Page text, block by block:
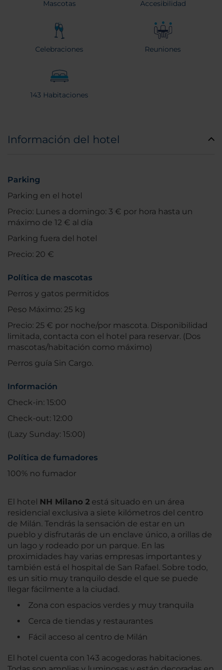
Mascotas Accesibilidad
Celebraciones Reuniones
143 Habitaciones
Información del hotel
Parking
Parking en el hotel
Precio: Lunes a domingo: 3 € por hora hasta un
máximo de 12 € al día
Parking fuera del hotel
Precio: 20 €
Política de mascotas
Perros y gatos permitidos
Peso Máximo: 25 kg
Precio: 25 € por noche/por mascota. Disponibilidad
limitada, contacta con el hotel para reservar. (Dos
mascotas/habitación como máximo)
Perros guía Sin Cargo.
Información
Check-in: 15:00
Check-out: 12:00
(Lazy Sunday: 15:00)
Política de fumadores
100% no fumador
El hotel NH Milano 2 está situado en un área
residencial exclusiva a siete kilómetros del centro
de Milán. Tendrás la sensación de estar en un
pueblo y disfrutarás de un enclave único, a orillas de
un lago y rodeado por un parque. En las
proximidades hay varias empresas importantes y
también está el hospital de San Rafael. Sobre todo,
es un sitio muy tranquilo desde el que se puede
llegar fácilmente a la ciudad.
Zona con espacios verdes y muy tranquila
Cerca de tiendas y restaurantes
Fácil acceso al centro de Milán
El hotel cuenta con 143 acogedoras habitaciones.